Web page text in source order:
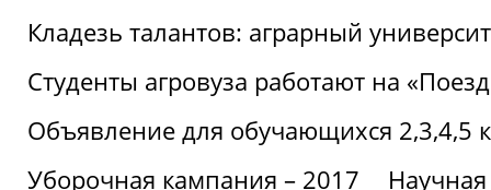
Кладезь талантов: аграрный
Студенты агровуза работают на
Объявление для обучающихся 2,3,4,5
Уборочная кампания – 2017